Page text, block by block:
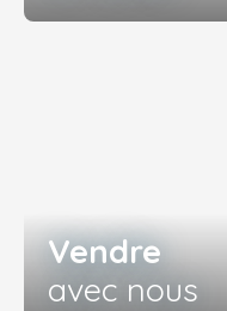
Vendre
avec nous